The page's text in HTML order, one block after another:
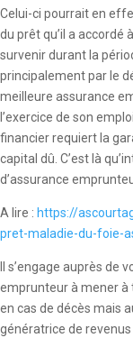
Celui-ci pourrait en
du prêt qu’il a accordé
survenir durant la
principalement par le
meilleure assurance
l’exercice de son
financier requiert la
capital dû. C’est là
d’assurance
A lire : https://
pret-maladie-du-foie-
Il s’engage auprès
emprunteur à mener à
en cas de décès mais
génératrice de